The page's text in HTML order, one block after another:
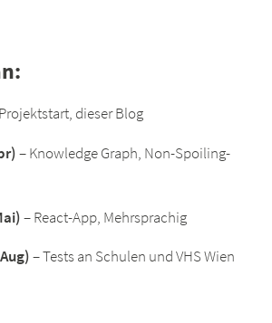
dieser Blog
– Knowledge Graph, Non-Spoiling-
– React-App, Mehrsprachig
– Tests an Schulen und VHS Wien